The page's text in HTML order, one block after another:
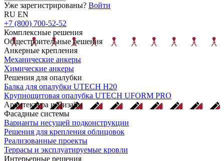
Уже зарегистрированы? Войти
RU EN
+7 (800) 700-52-52
Комплексные решения
Общестроительные решения
Анкерные крепления
Механические анкеры
Химические анкеры
Решения для опалубки
Балка для опалубки UTECH H20
Крупнощитовая опалубка UTECH UFORM PRO
Архитектура и Дизайн
Фасадные системы
Варианты несущей подконструкции
Решения для крепления облицовок
Реализованные проекты
Террасы и эксплуатируемые кровли
Интерьерные решения